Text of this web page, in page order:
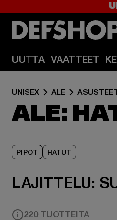
UUTTA VAATTEET
UNISEX ALE
ALE:
PIPOT HATUT
LAJITTELU:
220 TUOTTEITA